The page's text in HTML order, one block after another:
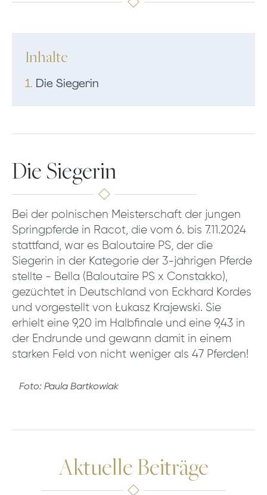
Inhalte
1. Die Siegerin
Die Siegerin
Bei der polnischen Meisterschaft der jungen
Springpferde in Racot, die vom 6. bis 7.11.2024
stattfand, war es Baloutaire PS, der die
Siegerin in der Kategorie der 3-jährigen Pferde
stellte - Bella (Baloutaire PS x Constakko),
gezüchtet in Deutschland von Eckhard Kordes
und vorgestellt von Łukasz Krajewski. Sie
erhielt eine 9,20 im Halbfinale und eine 9,43 in
der Endrunde und gewann damit in einem
starken Feld von nicht weniger als 47 Pferden!
Foto: Paula Bartkowiak
Aktuelle Beiträge